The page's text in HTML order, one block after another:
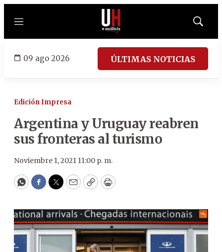
Menú
Mostrar
09 ago 2026 ÚLTIMAS NOTICIAS
Edición Impresa
Argentina y Uruguay reabren
sus fronteras al turismo
Noviembre 1, 2021 11:00 p. m.
WhatsApp
Facebook
Twitter
EmailCopyPrint